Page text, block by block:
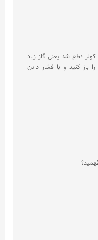
قطع شد یعنی گاز زیاد
باز کنید و با فشار دادن